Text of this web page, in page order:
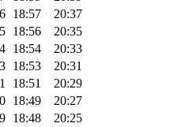
18:57
20:37
18:56
20:35
18:54
20:33
18:53
20:31
18:51
20:29
18:49
20:27
18:48
20:25